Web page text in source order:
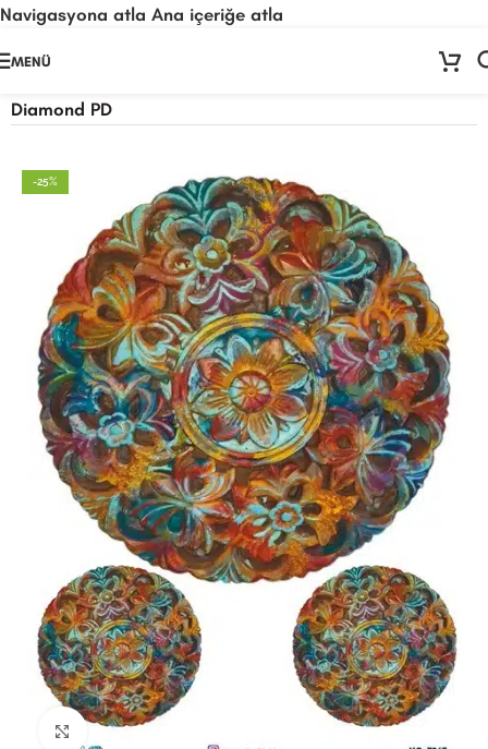
Navigasyona atla Ana içeriğe atla
🚨ÖNEMLİ DUYURU: Sektörel sezon çalışma takvimimiz nedeniyle24
Ağustos
MENÜ
Diamond PD
-25%
Büyütmek için tıklayın